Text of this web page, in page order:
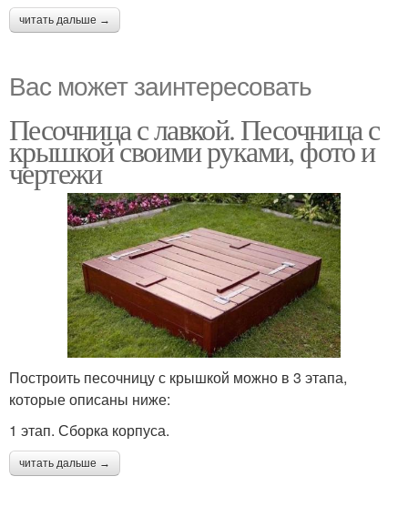
читать дальше →
Вас может заинтересовать
Песочница с лавкой. Песочница с
крышкой своими руками, фото и
чертежи
Построить песочницу с крышкой можно в 3 этапа,
которые описаны ниже:
1 этап. Сборка корпуса.
читать дальше →